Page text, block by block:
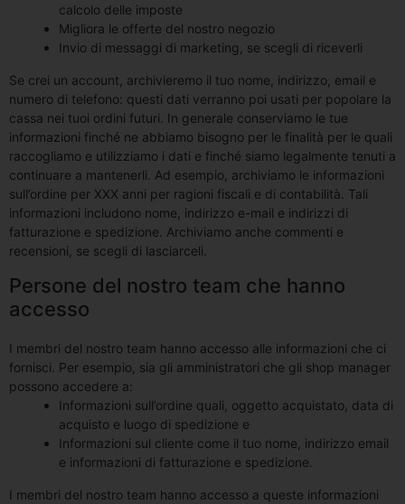
calcolo delle imposte
Migliora le offerte del nostro negozio
Invio di messaggi di marketing, se scegli di riceverli
Se crei un account, archivieremo il tuo nome, indirizzo, email e
numero di telefono: questi dati verranno poi usati per popolare la
cassa nei tuoi ordini futuri. In generale conserviamo le tue
informazioni finché ne abbiamo bisogno per le finalità per le quali
raccogliamo e utilizziamo i dati e finché siamo legalmente tenuti a
continuare a mantenerli. Ad esempio, archiviamo le informazioni
sull’ordine per XXX anni per ragioni fiscali e di contabilità. Tali
informazioni includono nome, indirizzo e-mail e indirizzi di
fatturazione e spedizione. Archiviamo anche commenti e
recensioni, se scegli di lasciarceli.
Persone del nostro team che hanno
accesso
I membri del nostro team hanno accesso alle informazioni che ci
fornisci. Per esempio, sia gli amministratori che gli shop manager
possono accedere a:
Informazioni sull’ordine quali, oggetto acquistato, data di
acquisto e luogo di spedizione e
Informazioni sul cliente come il tuo nome, indirizzo email
e informazioni di fatturazione e spedizione.
I membri del nostro team hanno accesso a queste informazioni